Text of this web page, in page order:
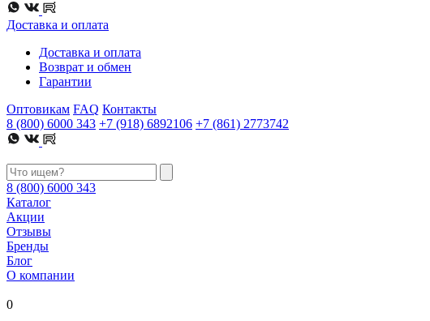
Доставка и оплата
Доставка и оплата
Возврат и обмен
Гарантии
Оптовикам FAQ Контакты
8 (800) 6000 343 +7 (918) 6892106 +7 (861) 2773742
8 (800) 6000 343
Каталог
Акции
Отзывы
Бренды
Блог
О компании
0